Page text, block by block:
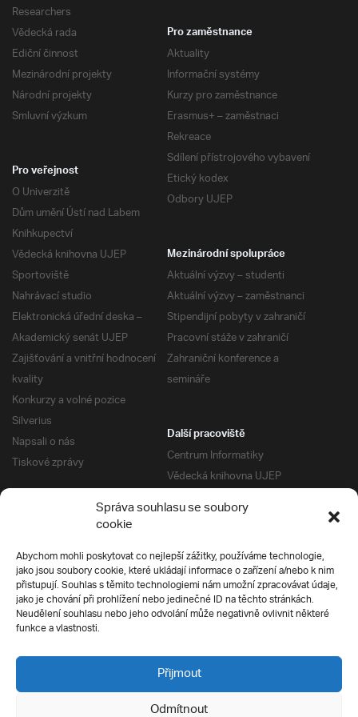
Správa souhlasu se soubory
cookie
Abychom mohli poskytovat co nejlepší zážitky, používáme technologie,
jako jsou soubory cookie, které ukládají informace o zařízení a/nebo k nim
přistupují. Souhlas s těmito technologiemi nám umožní zpracovávat údaje,
jako je chování při prohlížení nebo jedinečné ID na těchto stránkách.
Neudělení souhlasu nebo jeho odvolání může negativně ovlivnit některé
funkce a vlastnosti.
Přijmout
Odmítnout
Researchers
Vědecká rada
Ediční činnost
Mezinárodní projekty
Národní projekty
Smluvní výzkum
Pro zaměstnance
Aktuality
Informační systémy
Kurzy pro zaměstnance
Erasmus+ – zaměstnaci
Rekreace
Sdílení přístrojového vybavení
Etický kodex
Odbory UJEP
Pro veřejnost
O Univerzitě
Dům umění Ústí nad Labem
Knihkupectví
Vědecká knihovna UJEP
Sportoviště
Nahrávací studio
Elektronická úřední deska –
Akademický senát UJEP
Zajišťování a vnitřní hodnocení
kvality
Konkurzy a volné pozice
Silverius
Napsali o nás
Tiskové zprávy
Mezinárodní spolupráce
Aktuální výzvy – studenti
Aktuální výzvy – zaměstnanci
Stipendijní pobyty v zahraničí
Pracovní stáže v zahraničí
Zahraniční konference a
semináře
Další pracoviště
Centrum Informatiky
Vědecká knihovna UJEP
Správa kolejí a menz
Univerzitní centrum podpory
Silverius
Pro uchazeče
Přijímací řízení
E-prihlaska
Přípravné kurzy
Ochrana soukromí